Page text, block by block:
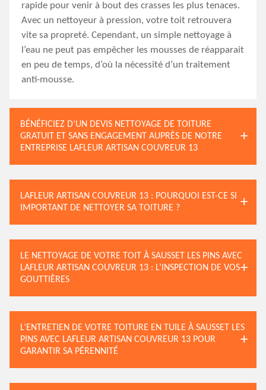
rapide pour venir à bout des crasses les plus tenaces.
Avec un nettoyeur à pression, votre toit retrouvera
vite sa propreté. Cependant, un simple nettoyage à
l’eau ne peut pas empêcher les mousses de réapparait
en peu de temps, d’où la nécessité d’un traitement
anti-mousse.
BÉNÉFICIEZ D’UN DEVIS NETTOYAGE DE TOITURE
GRATUIT ET SANS ENGAGEMENT AUPRÈS DE NOTRE
ENTREPRISE LAFLEUR ARTISAN COUVREUR 13
LAFLEUR ARTISAN COUVREUR 13 : POURQUOI EST-CE SI
IMPORTANT DE NETTOYER SA TOITURE ?
LE NETTOYAGE DE VOTRE TOIT À SAUSSET LES PINS AVEC
LAFLEUR ARTISAN COUVREUR 13 : L’INSPECTION DE VOS
GOUTTIÈRES
L’ENTRETIEN DE VOTRE TOITURE EN TUILE À SAUSSET LES
PINS AVEC LAFLEUR ARTISAN COUVREUR 13 POUR
GARANTIR SA PÉRENNITÉ